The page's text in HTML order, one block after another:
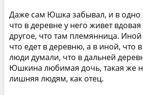
Даже сам Юшка забывал, и в одно
что в деревне у него живет вдовая
другое, что там племянница.
что едет в деревню, а в иной, что
люди думали, что в дальней
Юшкина любимая дочь, такая же
лишняя людям, как отец.